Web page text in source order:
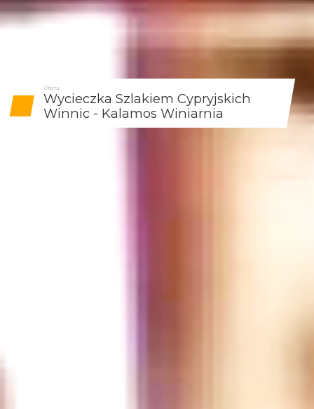
Oferta
Wycieczka Szlakiem Cypryjskich
Winnic - Kalamos Winiarnia